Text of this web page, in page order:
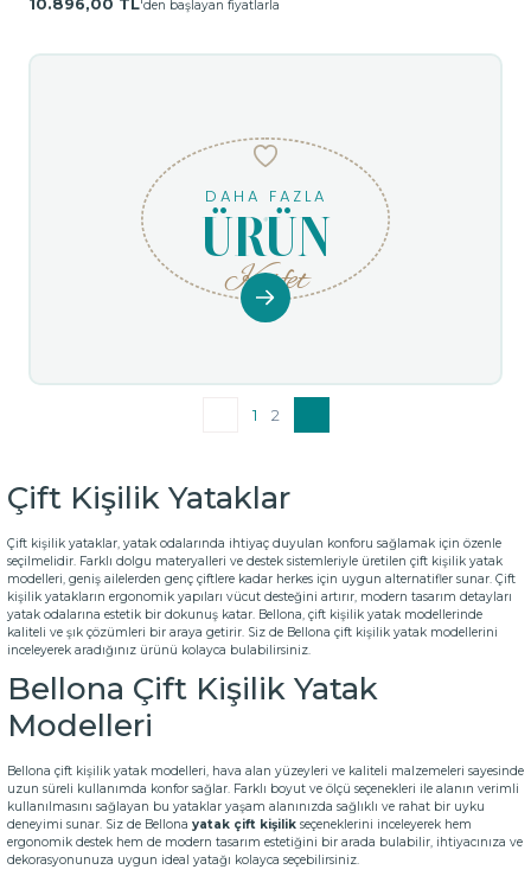
10.896,00 TL'den başlayan fiyatlarla
DAHA FAZLA
ÜRÜN
Keşfet
1 2
Çift Kişilik Yataklar
Çift kişilik yataklar, yatak odalarında ihtiyaç duyulan konforu sağlamak için özenle
seçilmelidir. Farklı dolgu materyalleri ve destek sistemleriyle üretilen çift kişilik yatak
modelleri, geniş ailelerden genç çiftlere kadar herkes için uygun alternatifler sunar. Çift
kişilik yatakların ergonomik yapıları vücut desteğini artırır, modern tasarım detayları
yatak odalarına estetik bir dokunuş katar. Bellona, çift kişilik yatak modellerinde
kaliteli ve şık çözümleri bir araya getirir. Siz de Bellona çift kişilik yatak modellerini
inceleyerek aradığınız ürünü kolayca bulabilirsiniz.
Bellona Çift Kişilik Yatak
Modelleri
Bellona çift kişilik yatak modelleri, hava alan yüzeyleri ve kaliteli malzemeleri sayesinde
uzun süreli kullanımda konfor sağlar. Farklı boyut ve ölçü seçenekleri ile alanın verimli
kullanılmasını sağlayan bu yataklar yaşam alanınızda sağlıklı ve rahat bir uyku
deneyimi sunar. Siz de Bellona yatak çift kişilik seçeneklerini inceleyerek hem
ergonomik destek hem de modern tasarım estetiğini bir arada bulabilir, ihtiyacınıza ve
dekorasyonunuza uygun ideal yatağı kolayca seçebilirsiniz.